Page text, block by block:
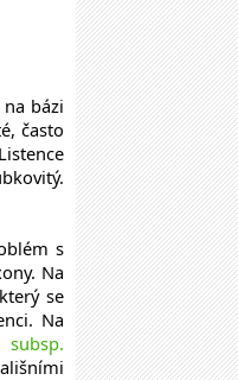
bázi
často
s
Na
se
Na
subsp.